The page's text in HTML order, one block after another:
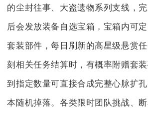
的尘封往事、大盗遗物系列支线，
后会发放装备自选宝箱，宝箱内可
套装部件，每日刷新的高星级悬赏
刻相关任务结算时，有概率附赠套
到指定数量可直接合成完整心脉扩
本随机掉落。各类限时团队挑战、